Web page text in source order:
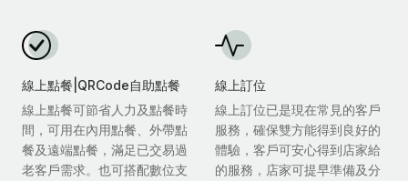
線上點餐|QRCode自助點餐
線上點餐可節省人力及點餐時
間，可用在內用點餐、外帶點
餐及遠端點餐，滿足已交易過
老客戶需求。也可搭配數位支
線上訂位
線上訂位已是現在常見的客戶
服務，確保雙方能得到良好的
體驗，客戶可安心得到店家給
的服務，店家可提早準備及分